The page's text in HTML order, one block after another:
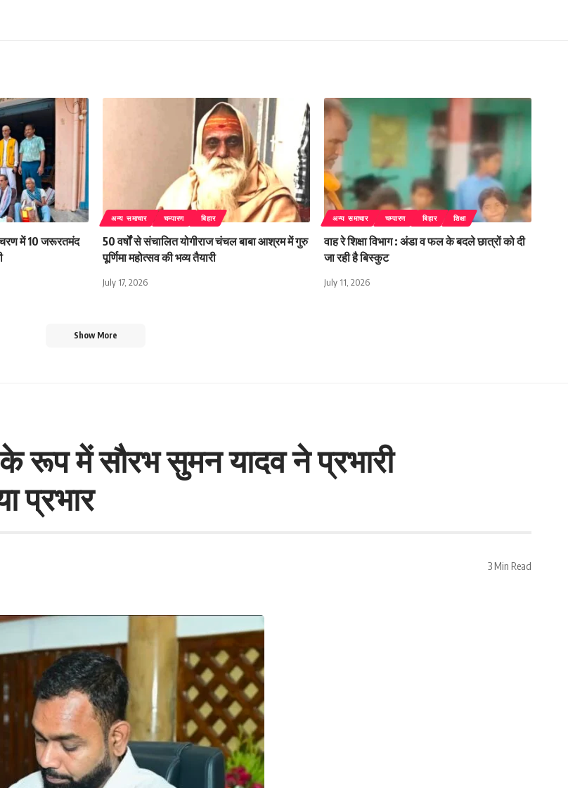
चरण में 10 जरूरतमंद
अन्य समाचार चम्पारण बिहार
50 वर्षों से संचालित योगीराज चंचल बाबा आश्रम में गुरु
पूर्णिमा महोत्सव की भव्य तैयारी
July 17, 2026
अन्य समाचार चम्पारण बिहार शिक्षा
वाह रे शिक्षा विभाग : अंडा व फल के बदले छात्रों को दी
जा रही है बिस्कुट
July 11, 2026
Show More
के रूप में सौरभ सुमन यादव ने प्रभारी
प्रभार
3 Min Read